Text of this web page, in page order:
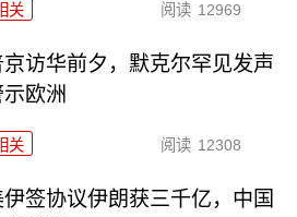
关 阅读 12969
京访华前夕，默克尔罕见发声
欧洲
关 阅读 12308
伊签协议伊朗获三千亿，中国